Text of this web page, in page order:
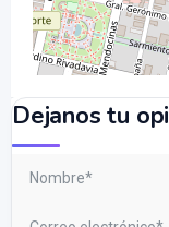
Dejanos tu